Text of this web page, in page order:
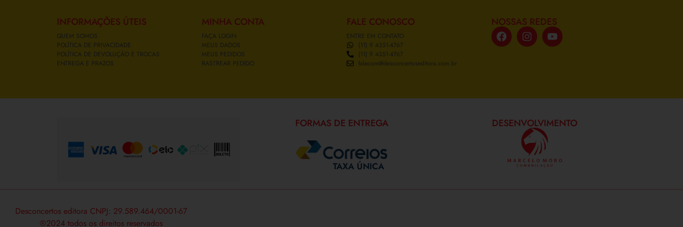
INFORMAÇÕES ÚTEIS
QUEM SOMOS
POLÍTICA DE PRIVACIDADE
POLÍTICA DE DEVOLUÇÃO E TROCAS
ENTREGA E PRAZOS
MINHA CONTA
FAÇA LOGIN
MEUS DADOS
MEUS PEDIDOS
RASTREAR PEDIDO
FALE CONOSCO
ENTRE EM CONTATO
(11) 9 4351-4767
(11) 9 4351-4767
falecom@desconcertoseditora.com.br
NOSSAS REDES
FORMAS DE ENTREGA
TAXA ÚNICA
DESENVOLVIMENTO
Desconcertos editora CNPJ: 29.589.464/0001-67
®2024 todos os direitos reservados